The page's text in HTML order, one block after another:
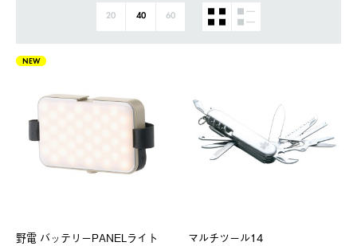
20 40 60
NEW
野電 バッテリーPANELライト マルチツール14